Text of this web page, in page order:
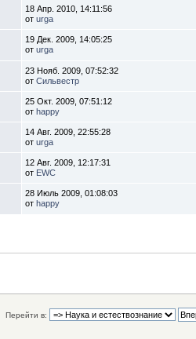
18 Апр. 2010, 14:11:56
отurga
19 Дек. 2009, 14:05:25
отurga
23 Нояб. 2009, 07:52:32
отСильвестр
25 Окт. 2009, 07:51:12
отhappy
14 Авг. 2009, 22:55:28
отurga
12 Авг. 2009, 12:17:31
от EWC
28 Июль 2009, 01:08:03
отhappy
Перейти в: